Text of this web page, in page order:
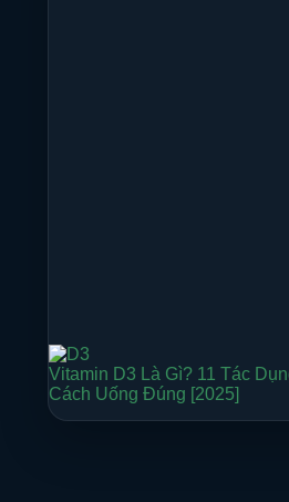
Vitamin D3 Là Gì? 11 Tác
Cách Uống Đúng [2025]